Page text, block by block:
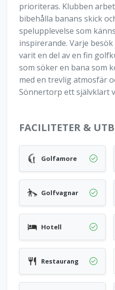
prioriteras. Klubben
bibehålla banans skick
spelupplevelse som
inspirerande. Varje
varit en del av en fin
som söker en bana som
med en trevlig atmosfär
Sönnertorp ett självklart
FACILITETER &
Golfamore
Golfvagnar
Hotell
Restaurang